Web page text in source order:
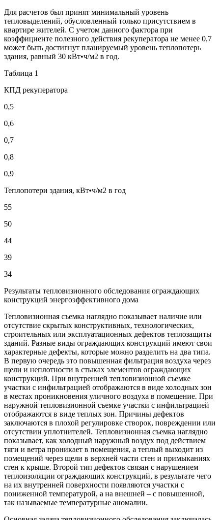
Для расчетов был принят минимальный уровень
тепловыделений, обусловленный только присутствием в
квартире жителей. С учетом данного фактора при
коэффициенте полезного действия рекуператора не менее 0,7
может быть достигнут планируемый уровень теплопотерь
здания, равный 30 кВт•ч/м2 в год.
Таблица 1
КПД рекуператора
0,5
0,6
0,7
0,8
0,9
Теплопотери здания, кВт•ч/м2 в год
55
50
44
39
34
Результаты тепловизионного обследования ограждающих
конструкций энергоэффективного дома
Тепловизионная съемка наглядно показывает наличие или
отсутствие скрытых конструктивных, технологических,
строительных или эксплуатационных дефектов теплозащиты
зданий. Разные виды ограждающих конструкций имеют свои
характерные дефекты, которые можно разделить на два типа.
В первую очередь это повышенная фильтрация воздуха через
щели и неплотности в стыках элементов ограждающих
конструкций. При внутренней тепловизионной съемке
участки с инфильтрацией отображаются в виде холодных зон
в местах проникновения уличного воздуха в помещение. При
наружной тепловизионной съемке участки с инфильтрацией
отображаются в виде теплых зон. Причины дефектов
заключаются в плохой регулировке створок, повреждении или
отсутствии уплотнителей. Тепловизионная съемка наглядно
показывает, как холодный наружный воздух под действием
тяги и ветра проникает в помещения, а теплый выходит из
помещений через щели в верхней части стен и примыканиях
стен к крыше. Второй тип дефектов связан с нарушением
теплоизоляции ограждающих конструкций, в результате чего
на их внутренней поверхности появляются участки с
пониженной температурой, а на внешней – с повышенной,
так называемые температурные аномалии.